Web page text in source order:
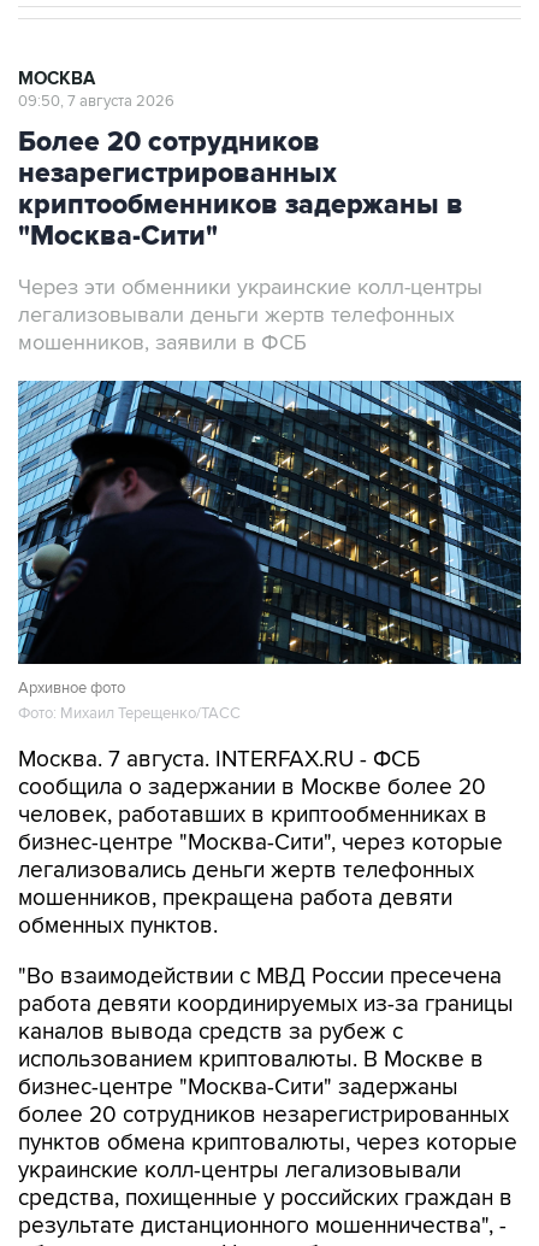
Более 20 сотрудников
незарегистрированных
криптообменников задержаны в
"Москва-Сити"
Через эти обменники украинские колл-центры
мошенников, заявили в ФСБ
Архивное фото
Фото: Михаил Терещенко/ТАСС
Москва. 7 августа. INTERFAX.RU - ФСБ
человек, работавших в криптообменниках в
бизнес-центре "Москва-Сити", через которые
легализовались деньги жертв телефонных
мошенников, прекращена работа девяти
обменных пунктов.
"Во взаимодействии с МВД России пресечена
каналов вывода средств за рубеж с
использованием криптовалюты. В Москве в
бизнес-центре "Москва-Сити" задержаны
более 20 сотрудников незарегистрированных
пунктов обмена криптовалюты, через которые
украинские колл-центры легализовывали
средства, похищенные у российских граждан в
результате дистанционного мошенничества", -
объявил в пятницу Центр общественных
связей (ЦОС) ФСБ.